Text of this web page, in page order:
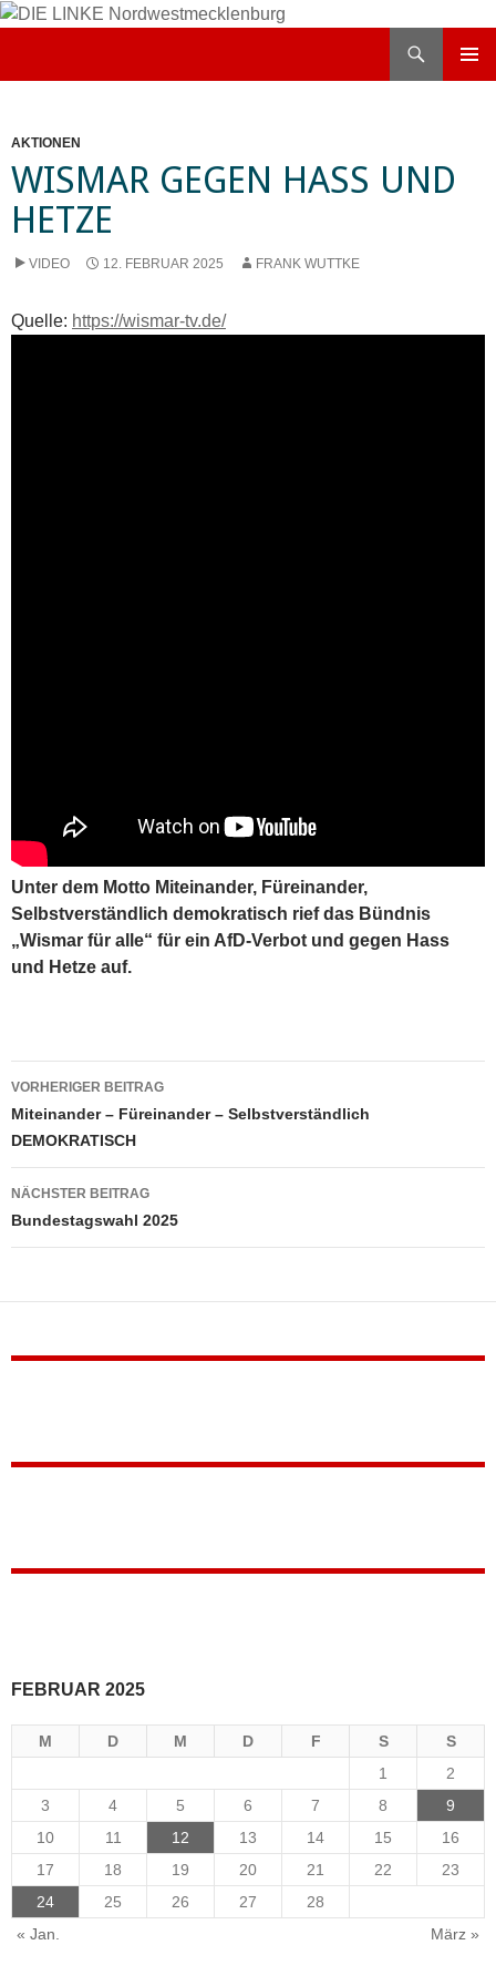
Zum
AKTIONEN
WISMAR GEGEN HASS UND
HETZE
VIDEO 12. FEBRUAR 2025 FRANK WUTTKE
Quelle: https://wismar-tv.de/
Unter dem Motto Miteinander, Füreinander,
Selbstverständlich demokratisch rief das Bündnis
„Wismar für alle“ für ein AfD-Verbot und gegen Hass
und Hetze auf.
Beitragsnavigation
VORHERIGER BEITRAG
Miteinander – Füreinander – Selbstverständlich
DEMOKRATISCH
NÄCHSTER BEITRAG
Bundestagswahl 2025
FEBRUAR 2025
M D M D F S
S
1
2
3
4 5 6 7 8
9
10
11 12 13 14 15
16
17
18 19 20 21 22
23
24
25 26 27
28
« Jan.
März »